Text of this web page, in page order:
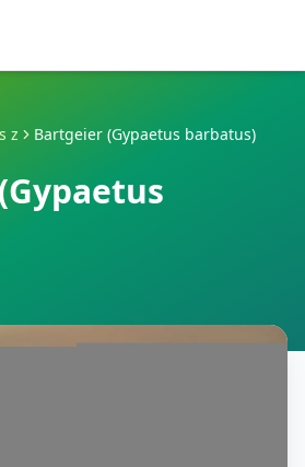
z Bartgeier (Gypaetus barbatus)